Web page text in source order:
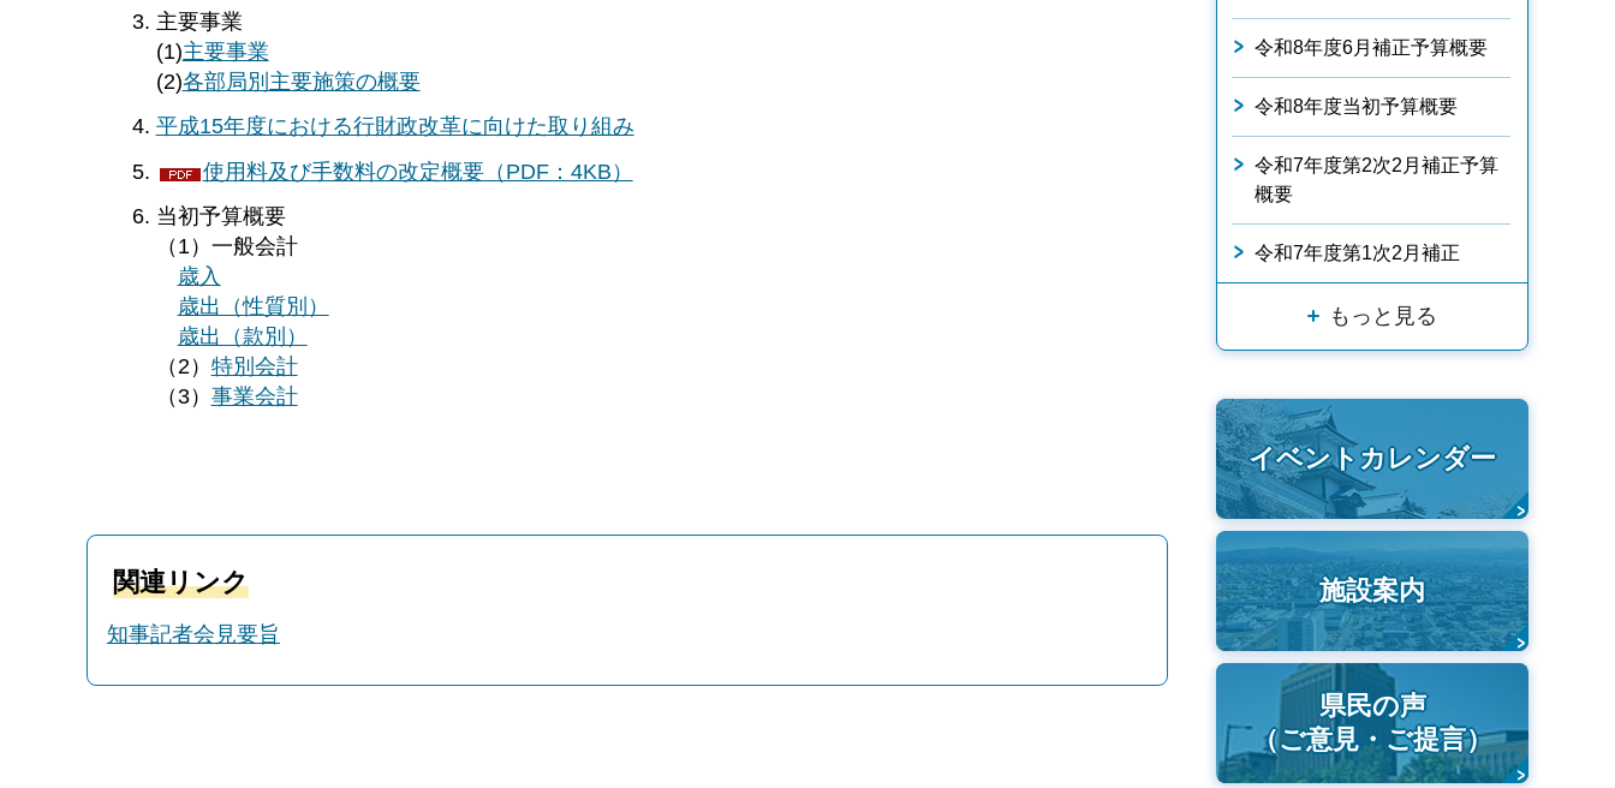
主要事業
(1)主要事業
(2)各部局別主要施策の概要
平成15年度における行財政改革に向けた取り組み
使用料及び手数料の改定概要（PDF：4KB）
当初予算概要
（1）一般会計
歳入
歳出（性質別）
歳出（款別）
（2） 特別会計
（3） 事業会計
関連リンク
知事記者会見要旨
令和8年度6月補正予算概要
令和8年度当初予算概要
令和7年度第2次2月補正予算
概要
令和7年度第1次2月補正
もっと見る
イベントカレンダー
施設案内
県民の声
（ご意見・ご提言）